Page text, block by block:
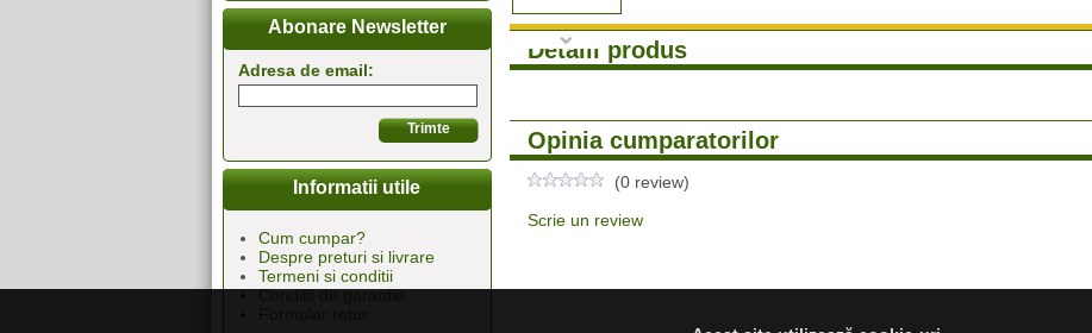
Abonare Newsletter
Adresa de email:
Informatii utile
Cum cumpar?
Despre preturi si livrare
Termeni si conditii
Conditii de garantie
Detalii produs
Opinia cumparatorilor
(0 review)
Scrie un review